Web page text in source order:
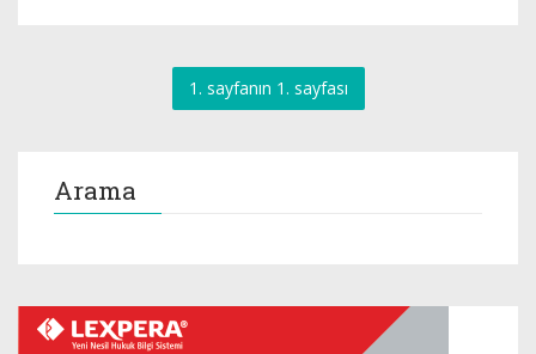
1. sayfanın 1. sayfası
Arama